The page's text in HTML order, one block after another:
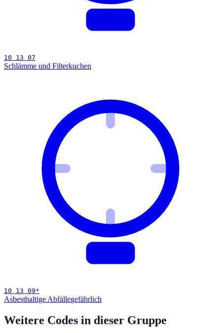
10 13 07
Schlämme und Filterkuchen
10 13 09*
Asbesthaltige Abfällegefährlich
Weitere Codes in dieser Gruppe